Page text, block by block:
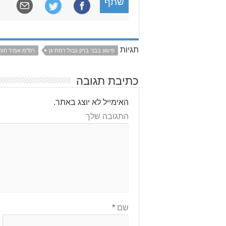
שתף
תגיות פיגוע בבני ברק גבול רמת גן רס"מ אמיר
כתיבת תגובה
האימייל לא יוצג באתר.
התגובה שלך
שם*